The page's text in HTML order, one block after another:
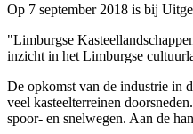
Op 7 september 2018 is bij
"Limburgse
inzicht in het Limburgse
De opkomst van de industrie in
veel kasteelterreinen
spoor- en snelwegen. Aan de